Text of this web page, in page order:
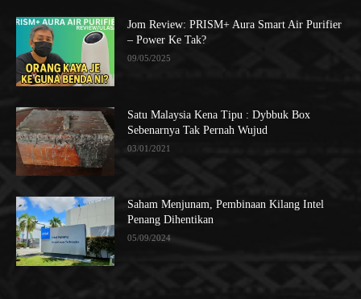
Jom Review: PRISM+ Aura Smart Air Purifier
– Power Ke Tak?
09/05/2025
Satu Malaysia Kena Tipu : Dybbuk Box
Sebenarnya Tak Pernah Wujud
03/01/2021
Saham Menjunam, Pembinaan Kilang Intel
Penang Dihentikan
05/09/2024